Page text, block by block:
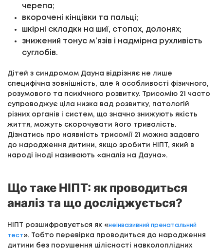
черепа;
вкорочені кінцівки та пальці;
шкірні складки на шиї, стопах, долонях;
знижений тонус м’язів і надмірна рухливість
суглобів.
Дітей з синдромом Дауна відрізняє не лише
специфічна зовнішність, але й особливості фізичного,
розумового та психічного розвитку. Трисомію 21 часто
супроводжує ціла низка вад розвитку, патологій
різних органів і систем, що значно знижують якість
життя, можуть скорочувати його тривалість.
Дізнатись про наявність трисомії 21 можна задовго
до народження дитини, якщо зробити НІПТ, який в
народі іноді називають «аналіз на Дауна».
Що таке НІПТ: як проводиться
аналіз та що досліджується?
НІПТ розшифровується як «неінвазивний пренатальний
тест». Тобто перевірка проводиться до народження
дитини без порушення цілісності навколоплідних